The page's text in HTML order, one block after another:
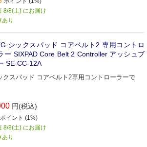
8/8(土) にお届け
あり
シックスパッド コアベルト2 専用コントロ
ー SIXPAD Core Belt 2 Controller アッシュブ
SE-CC-12A
クスパッド コアベルト2専用コントローラーで
円(税込)
ポイント (1%)
8/8(土) にお届け
あり